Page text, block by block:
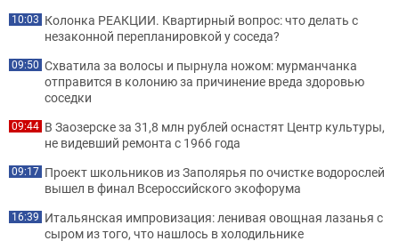
10:03 Колонка РЕАКЦИИ. Квартирный вопрос: что делать с
незаконной перепланировкой у соседа?
09:50 Схватила за волосы и пырнула ножом: мурманчанка
отправится в колонию за причинение вреда здоровью
соседки
09:44 В Заозерске за 31,8 млн рублей оснастят Центр культуры,
не видевший ремонта с 1966 года
09:17 Проект школьников из Заполярья по очистке водорослей
вышел в финал Всероссийского экофорума
16:39 Итальянская импровизация: ленивая овощная лазанья с
сыром из того, что нашлось в холодильнике